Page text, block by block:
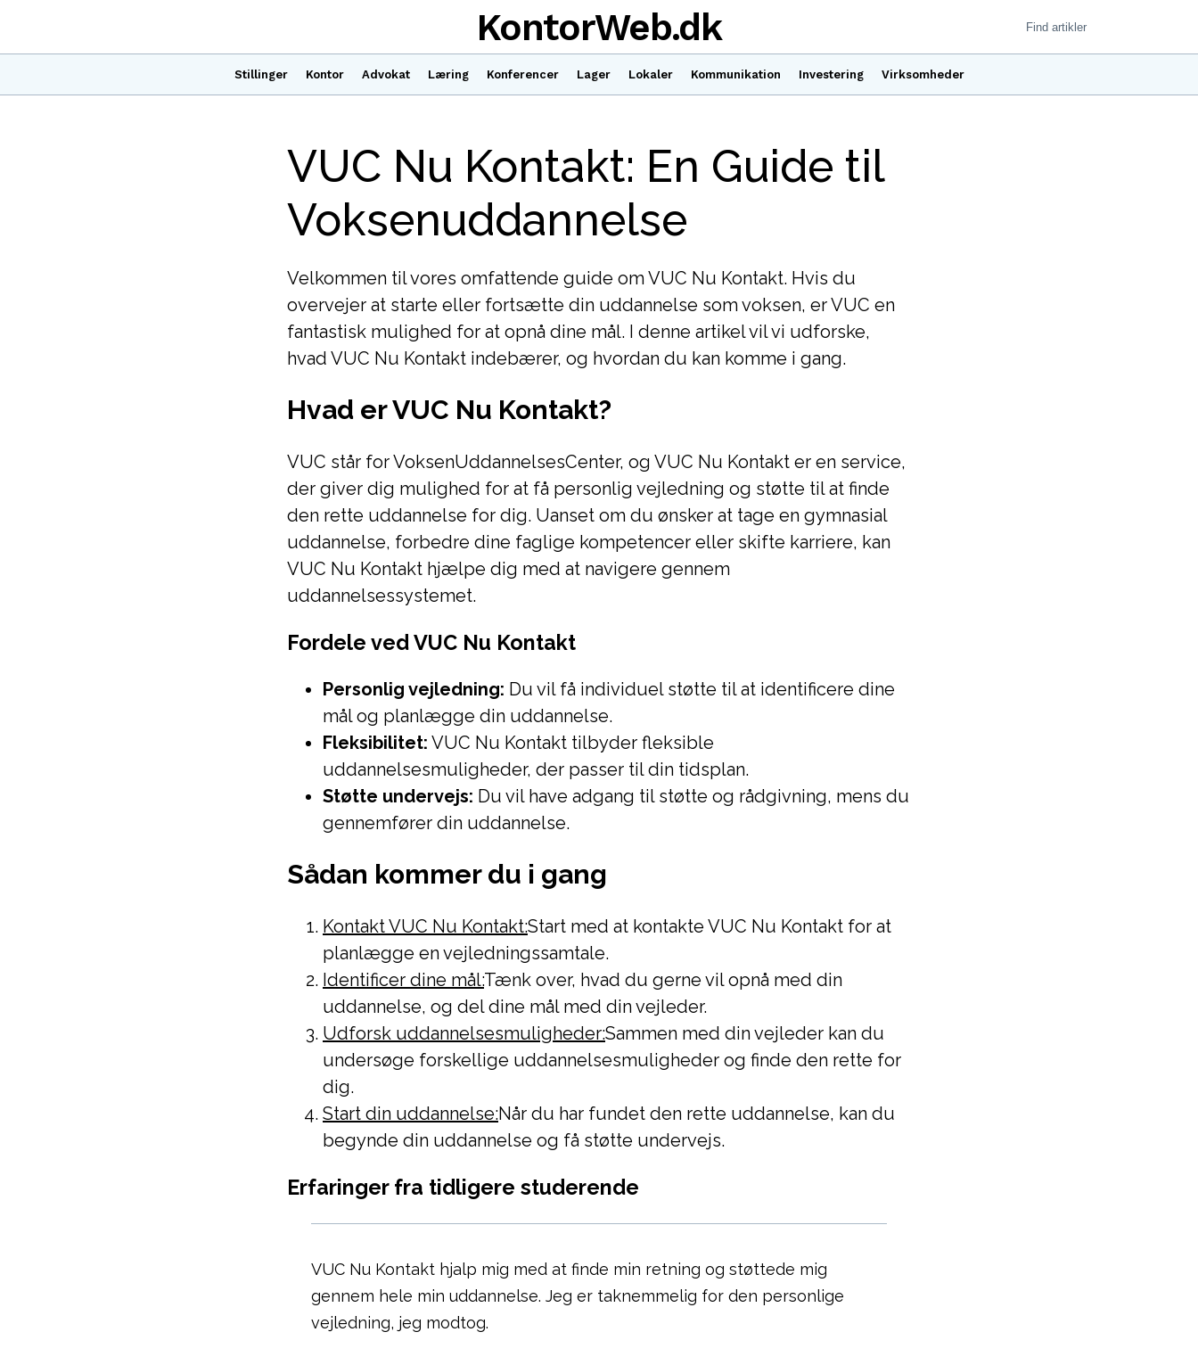
Stillinger Kontor Advokat Læring Konferencer Lager Lokaler Kommunikation Investering Virksomheder
KontorWeb.dk
VUC Nu Kontakt: En Guide til
Voksenuddannelse
Velkommen til vores omfattende guide om VUC Nu Kontakt. Hvis du
overvejer at starte eller fortsætte din uddannelse som voksen, er VUC en
fantastisk mulighed for at opnå dine mål. I denne artikel vil vi udforske,
hvad VUC Nu Kontakt indebærer, og hvordan du kan komme i gang.
Hvad er VUC Nu Kontakt?
VUC står for VoksenUddannelsesCenter, og VUC Nu Kontakt er en service,
der giver dig mulighed for at få personlig vejledning og støtte til at finde
den rette uddannelse for dig. Uanset om du ønsker at tage en gymnasial
uddannelse, forbedre dine faglige kompetencer eller skifte karriere, kan
VUC Nu Kontakt hjælpe dig med at navigere gennem
uddannelsessystemet.
Fordele ved VUC Nu Kontakt
Personlig vejledning: Du vil få individuel støtte til at identificere dine
mål og planlægge din uddannelse.
Fleksibilitet: VUC Nu Kontakt tilbyder fleksible
uddannelsesmuligheder, der passer til din tidsplan.
Støtte undervejs: Du vil have adgang til støtte og rådgivning, mens du
gennemfører din uddannelse.
Sådan kommer du i gang
Kontakt VUC Nu Kontakt:Start med at kontakte VUC Nu Kontakt for at
planlægge en vejledningssamtale.
Identificer dine mål:Tænk over, hvad du gerne vil opnå med din
uddannelse, og del dine mål med din vejleder.
Udforsk uddannelsesmuligheder:Sammen med din vejleder kan du
undersøge forskellige uddannelsesmuligheder og finde den rette for
dig.
Start din uddannelse:Når du har fundet den rette uddannelse, kan du
begynde din uddannelse og få støtte undervejs.
Erfaringer fra tidligere studerende
VUC Nu Kontakt hjalp mig med at finde min retning og støttede mig
gennem hele min uddannelse. Jeg er taknemmelig for den personlige
vejledning, jeg modtog.